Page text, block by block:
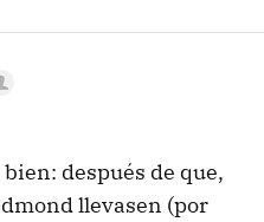
después de que,
llevasen (por